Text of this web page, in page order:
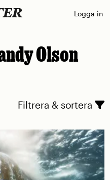
Logga in
Olson
Filtrera & sortera